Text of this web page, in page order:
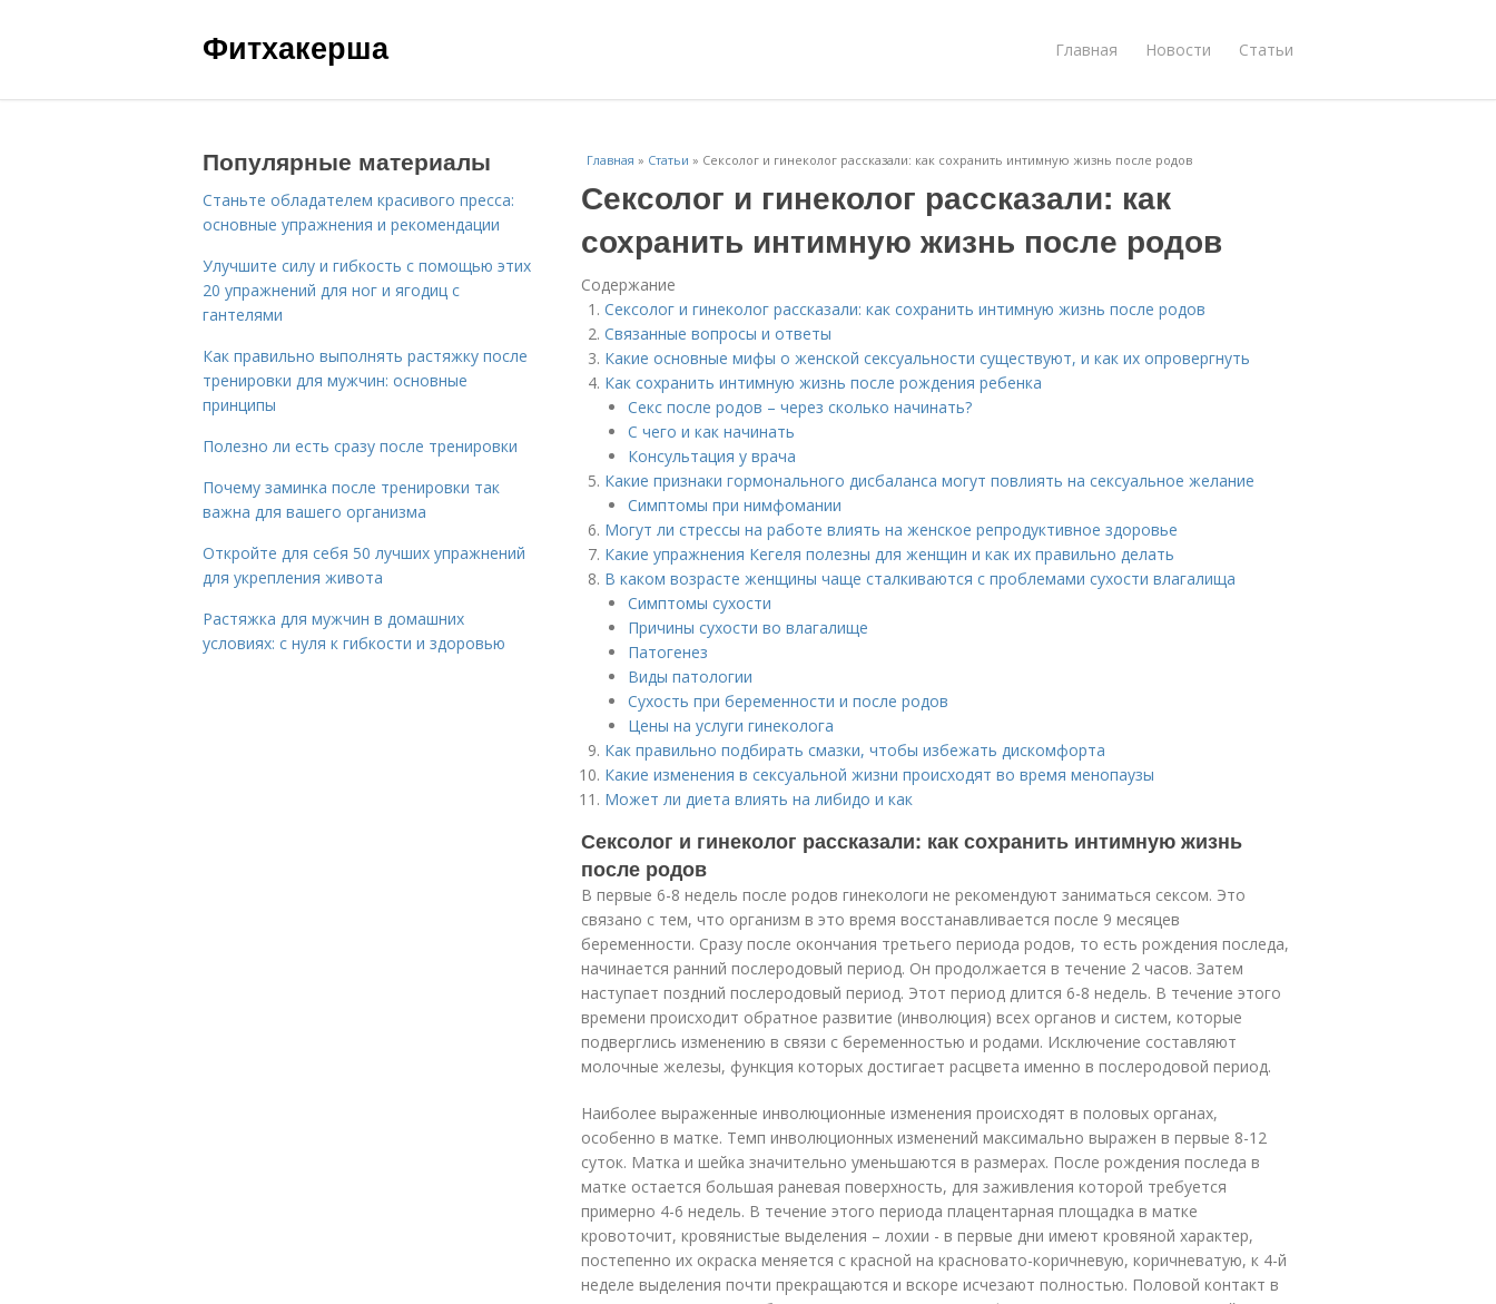
Фитхакерша Главная Новости Статьи
Главная » Статьи » Сексолог и гинеколог рассказали: как сохранить интимную жизнь после родов
Сексолог и гинеколог рассказали: как
сохранить интимную жизнь после родов
Содержание
Сексолог и гинеколог рассказали: как сохранить интимную жизнь после родов
Связанные вопросы и ответы
Какие основные мифы о женской сексуальности существуют, и как их опровергнуть
Как сохранить интимную жизнь после рождения ребенка
Секс после родов – через сколько начинать?
С чего и как начинать
Консультация у врача
Какие признаки гормонального дисбаланса могут повлиять на сексуальное желание
Симптомы при нимфомании
Могут ли стрессы на работе влиять на женское репродуктивное здоровье
Какие упражнения Кегеля полезны для женщин и как их правильно делать
В каком возрасте женщины чаще сталкиваются с проблемами сухости влагалища
Симптомы сухости
Причины сухости во влагалище
Патогенез
Виды патологии
Сухость при беременности и после родов
Цены на услуги гинеколога
Как правильно подбирать смазки, чтобы избежать дискомфорта
Какие изменения в сексуальной жизни происходят во время менопаузы
Может ли диета влиять на либидо и как
Сексолог и гинеколог рассказали: как сохранить интимную жизнь
после родов
В первые 6-8 недель после родов гинекологи не рекомендуют заниматься сексом. Это
связано с тем, что организм в это время восстанавливается после 9 месяцев
беременности. Сразу после окончания третьего периода родов, то есть рождения последа,
начинается ранний послеродовый период. Он продолжается в течение 2 часов. Затем
наступает поздний послеродовый период. Этот период длится 6-8 недель. В течение этого
времени происходит обратное развитие (инволюция) всех органов и систем, которые
подверглись изменению в связи с беременностью и родами. Исключение составляют
молочные железы, функция которых достигает расцвета именно в послеродовой период.
Наиболее выраженные инволюционные изменения происходят в половых органах,
особенно в матке. Темп инволюционных изменений максимально выражен в первые 8-12
суток. Матка и шейка значительно уменьшаются в размерах. После рождения последа в
матке остается большая раневая поверхность, для заживления которой требуется
примерно 4-6 недель. В течение этого периода плацентарная площадка в матке
кровоточит, кровянистые выделения – лохии - в первые дни имеют кровяной характер,
постепенно их окраска меняется с красной на красновато-коричневую, коричневатую, к 4-й
неделе выделения почти прекращаются и вскоре исчезают полностью. Половой контакт в
Популярные материалы
Станьте обладателем красивого пресса:
основные упражнения и рекомендации
Улучшите силу и гибкость с помощью этих
20 упражнений для ног и ягодиц с
гантелями
Как правильно выполнять растяжку после
тренировки для мужчин: основные
принципы
Полезно ли есть сразу после тренировки
Почему заминка после тренировки так
важна для вашего организма
Откройте для себя 50 лучших упражнений
для укрепления живота
Растяжка для мужчин в домашних
условиях: с нуля к гибкости и здоровью